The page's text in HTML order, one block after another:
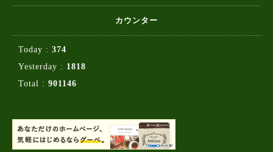
カウンター
Today : 374
Yesterday : 1818
Total : 901146